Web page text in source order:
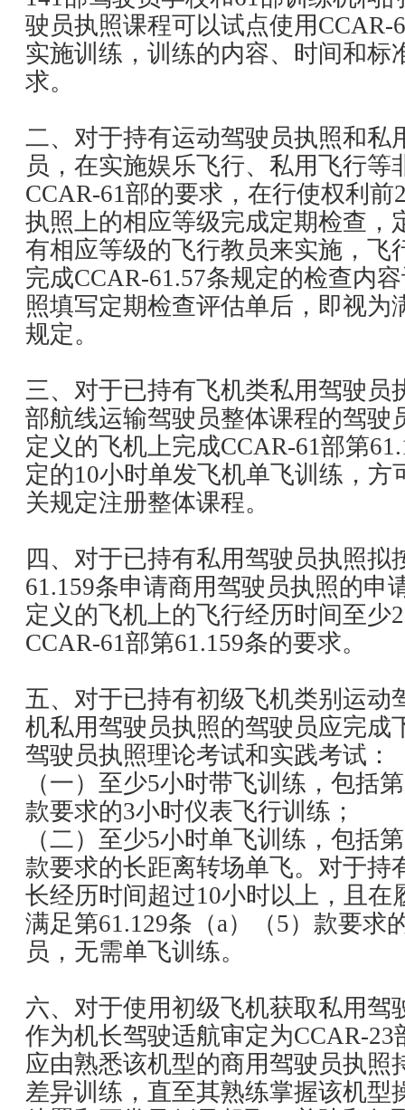
驶员执照课程可以试点使用CCAR-
实施训练，训练的内容、时间和标
求。
二、对于持有运动驾驶员执照和私
员，在实施娱乐飞行、私用飞行等
CCAR-61部的要求，在行使权利前
执照上的相应等级完成定期检查，
有相应等级的飞行教员来实施，飞
完成CCAR-61.57条规定的检查内
照填写定期检查评估单后，即视为
规定。
三、对于已持有飞机类私用驾驶员
部航线运输驾驶员整体课程的驾驶
定义的飞机上完成CCAR-61部第
定的10小时单发飞机单飞训练，方
关规定注册整体课程。
四、对于已持有私用驾驶员执照拟
61.159条申请商用驾驶员执照的申
定义的飞机上的飞行经历时间至少
CCAR-61部第61.159条的要求。
五、对于已持有初级飞机类别运动
机私用驾驶员执照的驾驶员应完成
驾驶员执照理论考试和实践考试：
（一）至少5小时带飞训练，包括
款要求的3小时仪表飞行训练；
（二）至少5小时单飞训练，包括
款要求的长距离转场单飞。对于持
长经历时间超过10小时以上，且在
满足第61.129条（a）（5）款要求
员，无需单飞训练。
六、对于使用初级飞机获取私用驾
作为机长驾驶适航审定为CCAR-
应由熟悉该机型的商用驾驶员执照
差异训练，直至其熟练掌握该机型